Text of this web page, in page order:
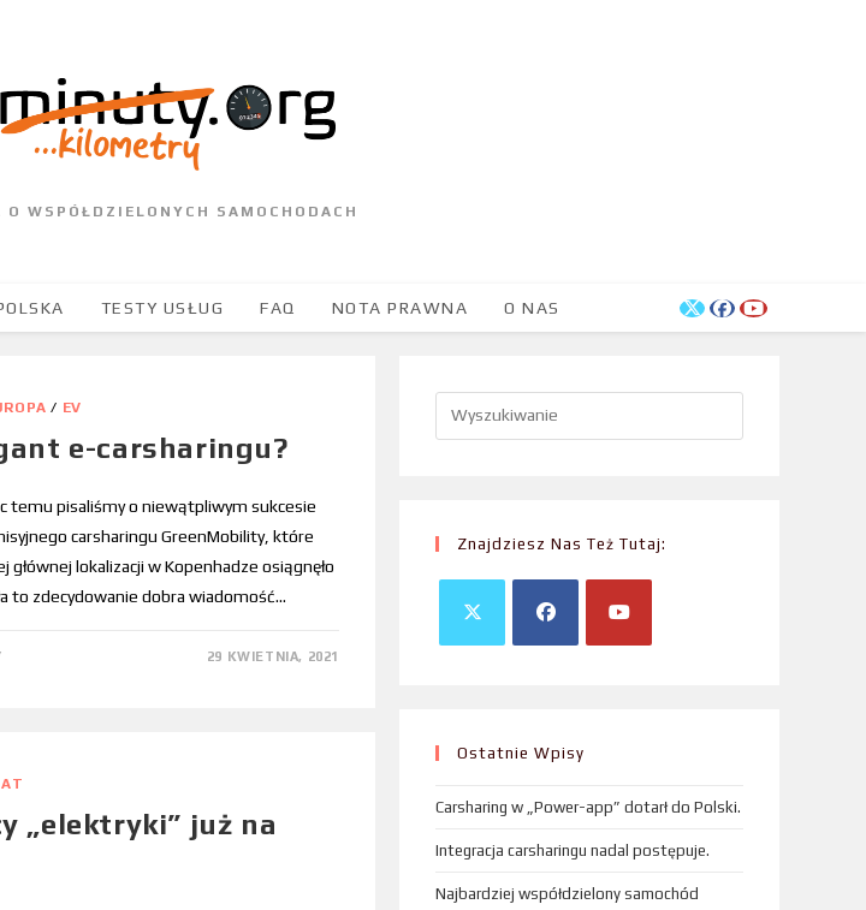
WSPÓŁDZIELONYCH SAMOCHODACH
TESTY USŁUG FAQ NOTA PRAWNA O NAS
/ EV
e-carsharingu?
temu pisaliśmy o niewątpliwym sukcesie
carsharingu GreenMobility, które
głównej lokalizacji w Kopenhadze osiągnęło
to zdecydowanie dobra wiadomość…
29 KWIETNIA, 2021
„elektryki” już na
Znajdziesz Nas Też Tutaj:
Ostatnie Wpisy
Carsharing w „Power-app” dotarł do Polski.
Integracja carsharingu nadal postępuje.
Najbardziej współdzielony samochód